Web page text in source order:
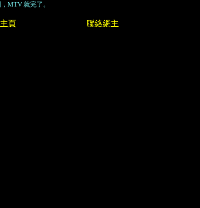
MTV 就完了。
頁 聯絡網主